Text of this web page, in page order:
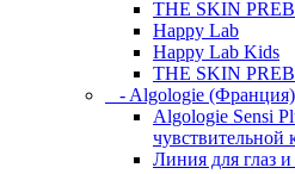
THE SKIN
Happy Lab
Happy Lab Kids
THE SKIN
- Algologie (Франция)
Algologie Sensi
Линия для глаз и